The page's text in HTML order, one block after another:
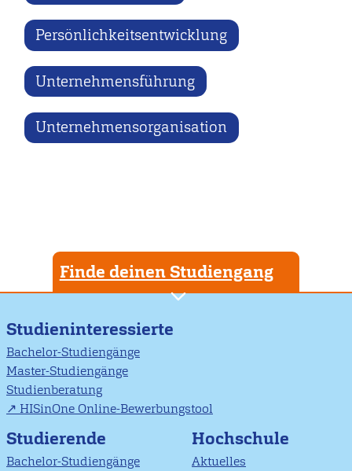
Persönlichkeitsentwicklung
Unternehmensführung
Unternehmensorganisation
Finde deinen Studiengang
Studieninteressierte
Bachelor-Studiengänge
Master-Studiengänge
Studienberatung
HISinOne Online-Bewerbungstool
Studierende
Bachelor-Studiengänge
Hochschule
Aktuelles